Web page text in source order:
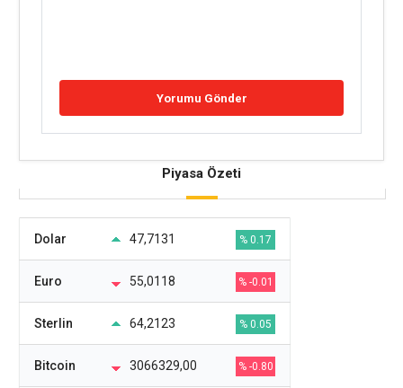
Piyasa Özeti
Dolar 47,7131 % 0.17
Euro 55,0118 % -0.01
Sterlin 64,2123 % 0.05
Bitcoin 3066329,00 % -0.80